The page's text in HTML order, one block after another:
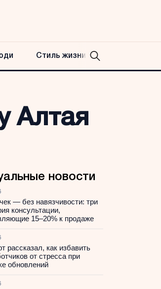
Стиль жизни
Алтая
новости
— без навязчивости: три
консультации,
15–20% к продаже
рассказал, как избавить
от стресса при
обновлений